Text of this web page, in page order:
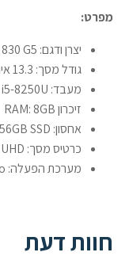
מפרט:
יצרן ודגם: HP EliteBook 830 G5
גודל מסך: 13.3 אינץ׳
מעבד: Intel Core i5-8250U
זיכרון RAM: 8GB
אחסון: 256GB SSD
כרטיס מסך: Intel UHD
מערכת הפעלה: Windows 11 Pro
חוות דעת